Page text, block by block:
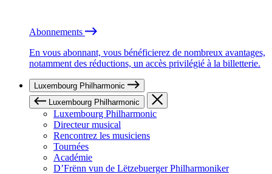
Abonnements
En vous abonnant, vous bénéficierez de nombreux avantages,
notamment des réductions, un accès privilégié à la billetterie.
Luxembourg Philharmonic
Luxembourg Philharmonic
Luxembourg Philharmonic
Directeur musical
Rencontrez les musiciens
Tournées
Académie
D’Frënn vun de Lëtzebuerger Philharmoniker